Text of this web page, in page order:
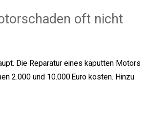
oft nicht
Die Reparatur eines kaputten Motors
2.000 und 10.000 Euro kosten. Hinzu